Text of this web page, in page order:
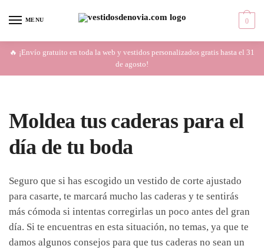
MENU 0
🔥 ¡Envío gratuito en toda la web y vestidos personalizados gratis hasta el 31
de agosto!
Moldea tus caderas para el
día de tu boda
Seguro que si has escogido un vestido de corte ajustado
para casarte, te marcará mucho las caderas y te sentirás
más cómoda si intentas corregirlas un poco antes del gran
día. Si te encuentras en esta situación, no temas, ya que te
damos algunos consejos para que tus caderas no sean un